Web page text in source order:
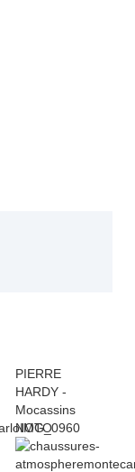
PIERRE
HARDY -
Mocassins
NOTO